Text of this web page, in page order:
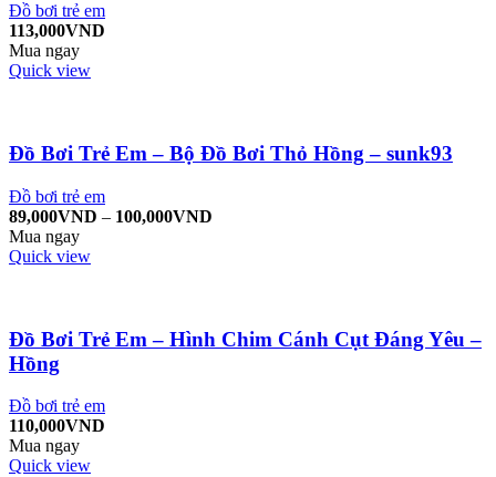
Đồ bơi trẻ em
113,000VND
Mua ngay
Quick view
Đồ Bơi Trẻ Em – Bộ Đồ Bơi Thỏ Hồng – sunk93
Đồ bơi trẻ em
89,000VND – 100,000VND
Mua ngay
Quick view
Đồ Bơi Trẻ Em – Hình Chim Cánh Cụt Đáng Yêu –
Hồng
Đồ bơi trẻ em
110,000VND
Mua ngay
Quick view